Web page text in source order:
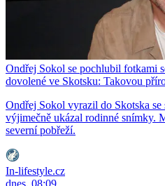
Ondřej Sokol se pochlubil fotkami
dovolené ve Skotsku: Takovou
Ondřej Sokol vyrazil do Skotska
výjimečně ukázal rodinné snímky.
severní pobřeží.
In-lifestyle.cz
dnes, 08:09